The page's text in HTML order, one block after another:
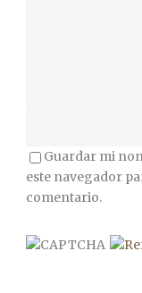
Guardar mi
este navegador
comentario.